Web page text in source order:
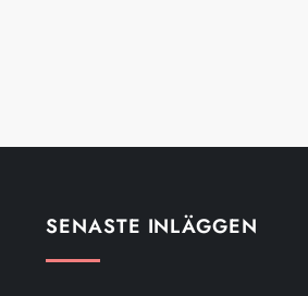
SENASTE INLÄGGEN